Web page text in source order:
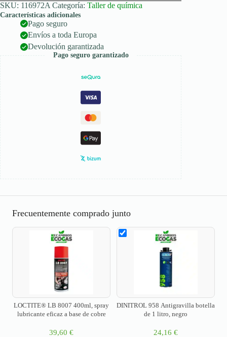
SKU: 116972A Categoría: Taller de química
Características adicionales
Pago seguro
Envíos a toda Europa
Devolución garantizada
Pago seguro garantizado
Frecuentemente comprado junto
LOCTITE® LB 8007 400ml, spray
lubricante eficaz a base de cobre
39,60 €
DINITROL 958 Antigravilla botella
de 1 litro, negro
24,16 €